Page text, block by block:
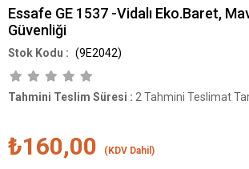
Essafe GE 1537 -Vidalı Eko.Baret,
Güvenliği
(9E2042)
Tahmini Teslim Süresi : 2 Tahmini Teslimat
₺160,00 (KDV Dahil)